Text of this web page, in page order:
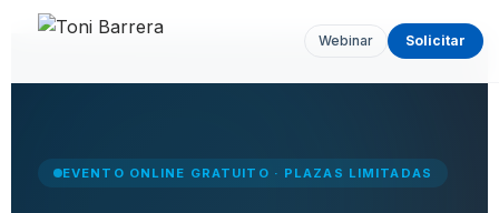
Webinar Solicitar
EVENTO ONLINE GRATUITO · PLAZAS LIMITADAS